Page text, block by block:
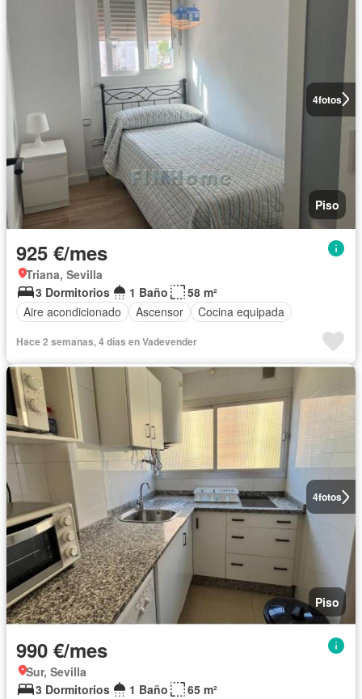
4fotos
Piso
925 €/mes
Triana, Sevilla
3 Dormitorios
1 Baño
58 m²
Aire acondicionado
Ascensor Cocina equipada
Hace 2 semanas, 4 días en Vadevender
4fotos
Piso
990 €/mes
Sur, Sevilla
3 Dormitorios
1 Baño
65 m²